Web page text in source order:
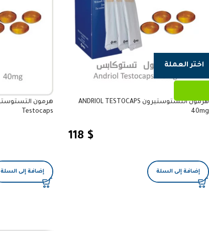
هرمون التستوستيرون ANDRIOL TESTOCAPS
40mg
118 $
إضافة إلى السلة
Testocaps
إضافة إلى السلة
اختر العملة